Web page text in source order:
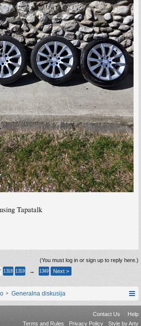
Tapatalk
(You must log in or sign up to reply here.)
1318 1319 → 1349 Next >
Generalna diskusija
Contact Us
Help
Terms and Rules
Privacy Policy Style by Arty